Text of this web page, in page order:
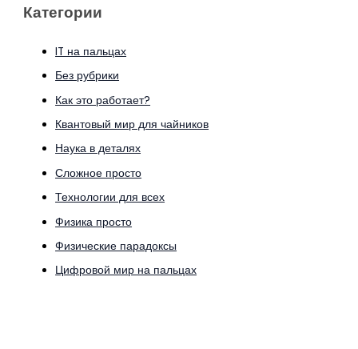
Категории
IT на пальцах
Без рубрики
Как это работает?
Квантовый мир для чайников
Наука в деталях
Сложное просто
Технологии для всех
Физика просто
Физические парадоксы
Цифровой мир на пальцах